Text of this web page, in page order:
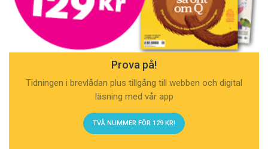
Prova på!
Tidningen i brevlådan plus tillgång till webben och digital
läsning med vår app
TVÅ NUMMER FÖR 129 KR!